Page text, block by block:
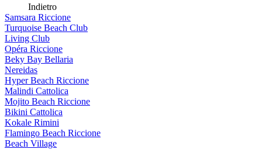
Indietro
Samsara Riccione
Turquoise Beach Club
Living Club
Opéra Riccione
Beky Bay Bellaria
Nereidas
Hyper Beach Riccione
Malindi Cattolica
Mojito Beach Riccione
Bikini Cattolica
Kokale Rimini
Flamingo Beach Riccione
Beach Village